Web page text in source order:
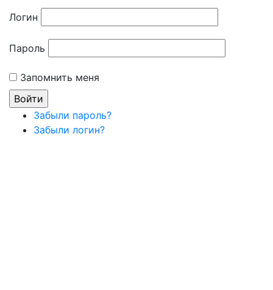
Логин
Пароль
Запомнить меня
Забыли пароль?
Забыли логин?